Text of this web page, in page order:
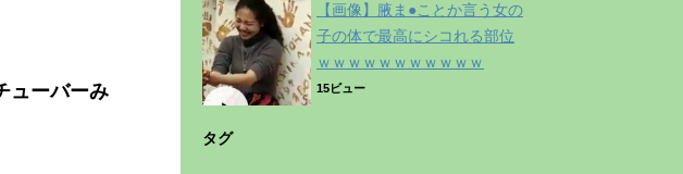
ューバーみ
【画像】腋ま●ことか言う女の
子の体で最高にシコれる部位
ｗｗｗｗｗｗｗｗｗｗｗ
15ビュー
タグ